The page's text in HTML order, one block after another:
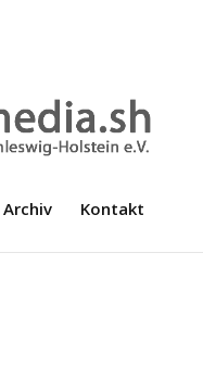
Archiv Kontakt